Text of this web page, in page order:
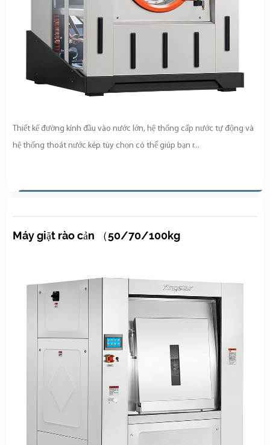
Thiết kế đường kính đầu vào nước lớn, hệ thống cấp nước tự động và
hệ thống thoát nước kép tùy chọn có thể giúp bạn r...
Máy giặt rào cản （50/70/100kg